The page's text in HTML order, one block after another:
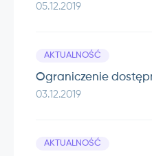
05.12.2019
Ograniczenie
03.12.2019
AKTUALNOŚĆ
AKTUALNOŚĆ